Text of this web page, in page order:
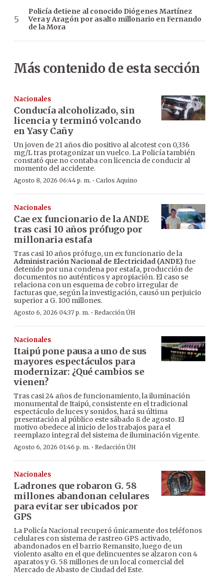
Policía detiene al conocido Diógenes Martínez
Vera y Aragón por asalto millonario en Fernando
de la Mora
Más contenido de esta sección
Nacionales
Conducía alcoholizado, sin
licencia y terminó volcando
en Yasy Cañy
Un joven de 21 años dio positivo al alcotest con 0,336
mg/L tras protagonizar un vuelco. La Policía también
constató que no contaba con licencia de conducir al
momento del accidente.
Agosto 8, 2026 06:44 p. m. · Carlos Aquino
Nacionales
Cae ex funcionario de la ANDE
tras casi 10 años prófugo por
millonaria estafa
Tras casi 10 años prófugo, un ex funcionario de la
Administración Nacional de Electricidad (ANDE)fue
detenido por una condena por estafa, producción de
documentos no auténticos y apropiación. El caso se
relaciona con un esquema de cobro irregular de
facturas que, según la investigación, causó un perjuicio
superior a G. 100 millones.
Agosto 6, 2026 04:37 p. m. · Redacción ÚH
Nacionales
Itaipú pone pausa a uno de sus
mayores espectáculos para
modernizar: ¿Qué cambios se
vienen?
Tras casi 24 años de funcionamiento, la iluminación
monumental de Itaipú, consistente en el tradicional
espectáculo de luces y sonidos, hará su última
presentación al público este sábado 8 de agosto. El
motivo obedece al inicio de los trabajos para el
reemplazo integral del sistema de iluminación vigente.
Agosto 6, 2026 01:46 p. m. · Redacción ÚH
Nacionales
Ladrones que robaron G. 58
millones abandonan celulares
para evitar ser ubicados por
GPS
La Policía Nacional recuperó únicamente dos teléfonos
celulares con sistema de rastreo GPS activado,
abandonados en el barrio Remansito, luego de un
violento asalto en el que delincuentes se alzaron con 4
aparatos y G. 58 millones de un local comercial del
Mercado de Abasto de Ciudad del Este.